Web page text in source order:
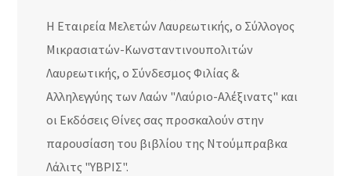
Η Εταιρεία Μελετών Λαυρεωτικής, ο Σύλλογος
Μικρασιατών-Κωνσταντινουπολιτών
Λαυρεωτικής, ο Σύνδεσμος Φιλίας &
Αλληλεγγύης των Λαών "Λαύριο-Αλέξινατς" και
οι Εκδόσεις Θίνες σας προσκαλούν στην
παρουσίαση του βιβλίου της Ντούμπραβκα
Λάλιτς "ΥΒΡΙΣ".